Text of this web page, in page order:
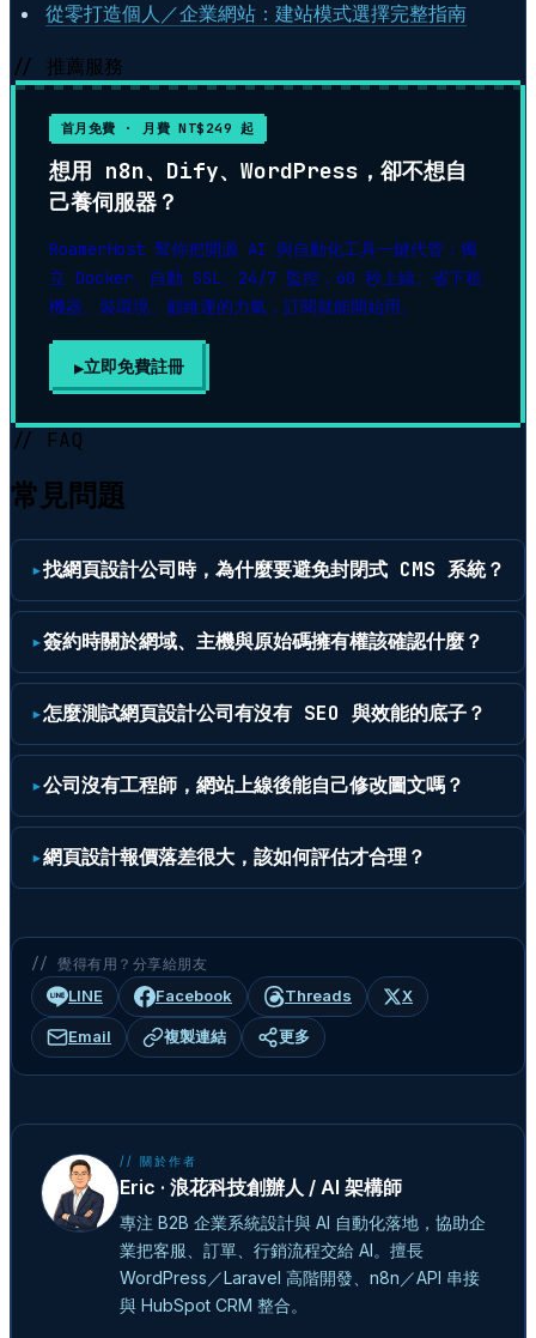
從零打造個人／企業網站：建站模式選擇完整指南
// 推薦服務
首月免費 · 月費 NT$249 起
想用 n8n、Dify、WordPress，卻不想自
己養伺服器？
RoamerHost 幫你把開源 AI 與自動化工具一鍵代管：獨
立 Docker、自動 SSL、24/7 監控，60 秒上線。省下租
機器、裝環境、顧維運的力氣，訂閱就能開始用。
立即免費註冊
// FAQ
常見問題
找網頁設計公司時，為什麼要避免封閉式 CMS 系統？
簽約時關於網域、主機與原始碼擁有權該確認什麼？
怎麼測試網頁設計公司有沒有 SEO 與效能的底子？
公司沒有工程師，網站上線後能自己修改圖文嗎？
網頁設計報價落差很大，該如何評估才合理？
// 覺得有用？分享給朋友
LINE Facebook Threads X
Email 複製連結 更多
// 關於作者
Eric · 浪花科技創辦人 / AI 架構師
專注 B2B 企業系統設計與 AI 自動化落地，協助企
業把客服、訂單、行銷流程交給 AI。擅長
WordPress／Laravel 高階開發、n8n／API 串接
與 HubSpot CRM 整合。